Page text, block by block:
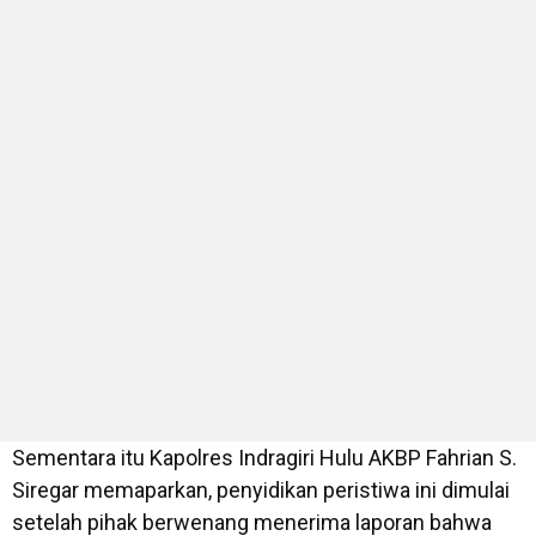
Sementara itu Kapolres Indragiri Hulu AKBP Fahrian S.
Siregar memaparkan, penyidikan peristiwa ini dimulai
setelah pihak berwenang menerima laporan bahwa